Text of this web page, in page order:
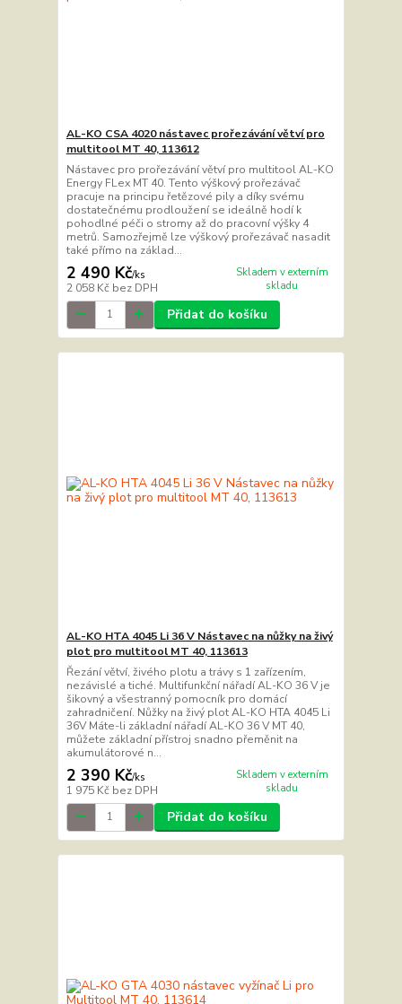
AL-KO CSA 4020 nástavec prořezávání větví pro
multitool MT 40, 113612
Nástavec pro prořezávání větví pro multitool AL-KO
Energy FLex MT 40. Tento výškový prořezávač
pracuje na principu řetězové pily a díky svému
dostatečnému prodloužení se ideálně hodí k
pohodlné péči o stromy až do pracovní výšky 4
metrů. Samozřejmě lze výškový prořezávač nasadit
také přímo na základ...
2 490 Kč/ks
2 058 Kč bez DPH
Skladem v externím
skladu
Přidat do košíku
AL-KO HTA 4045 Li 36 V Nástavec na nůžky na živý
plot pro multitool MT 40, 113613
Řezání větví, živého plotu a trávy s 1 zařízením,
nezávislé a tiché. Multifunkční nářadí AL-KO 36 V je
šikovný a všestranný pomocník pro domácí
zahradničení. Nůžky na živý plot AL-KO HTA 4045 Li
36V Máte-li základní nářadí AL-KO 36 V MT 40,
můžete základní přístroj snadno přeměnit na
akumulátorové n...
2 390 Kč/ks
1 975 Kč bez DPH
Skladem v externím
skladu
Přidat do košíku